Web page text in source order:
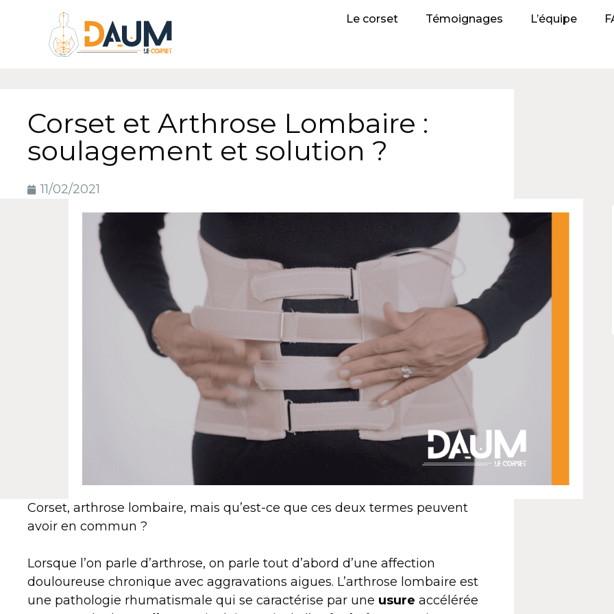
Le corset Témoignages L’équipe
Corset et Arthrose Lombaire :
soulagement et solution ?
11/02/2021
Corset, arthrose lombaire, mais qu’est-ce que ces deux termes peuvent
avoir en commun ?
Lorsque l’on parle d’arthrose, on parle tout d’abord d’une affection
douloureuse chronique avec aggravations aigues. L’arthrose lombaire est
une pathologie rhumatismale qui se caractérise par une usure accélérée